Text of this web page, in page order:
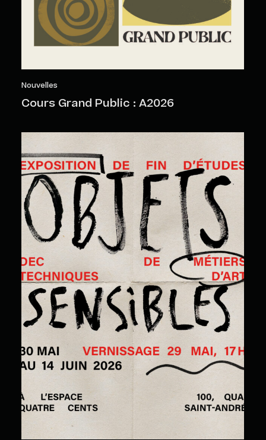
Nouvelles
Cours Grand Public : A2026
Objets sensibles